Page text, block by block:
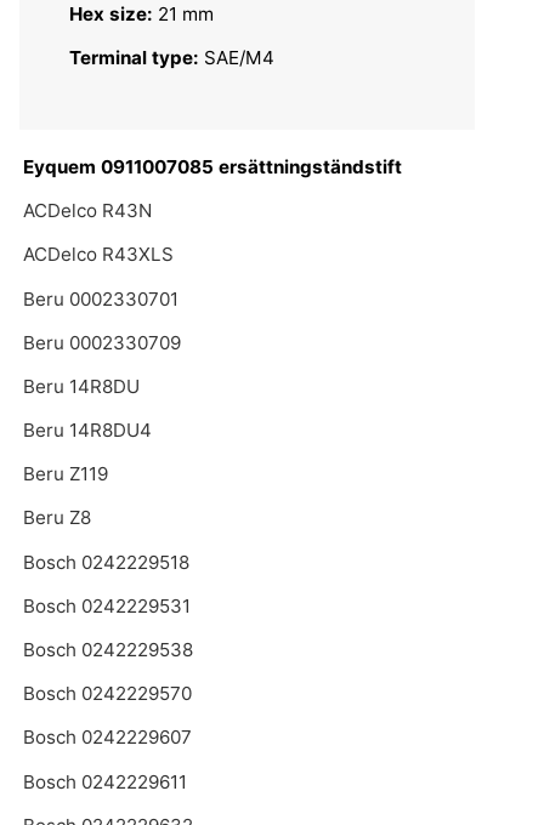
Hex size: 21 mm
Terminal type: SAE/M4
Eyquem 0911007085 ersättningständstift
ACDelco R43N
ACDelco R43XLS
Beru 0002330701
Beru 0002330709
Beru 14R8DU
Beru 14R8DU4
Beru Z119
Beru Z8
Bosch 0242229518
Bosch 0242229531
Bosch 0242229538
Bosch 0242229570
Bosch 0242229607
Bosch 0242229611